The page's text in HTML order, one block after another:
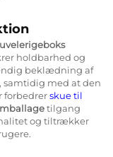
holdbarhed og
beklædning af
samtidig med at den
forbedrerskue til
tilgang
og tiltrækker